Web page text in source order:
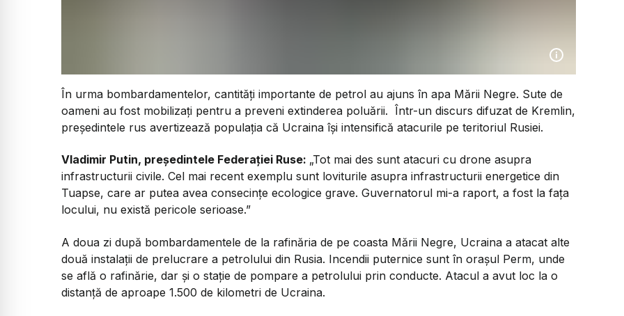
În urma bombardamentelor, cantități importante de petrol au ajuns în apa Mării Negre. Sute de
oameni au fost mobilizați pentru a preveni extinderea poluării. Într-un discurs difuzat de Kremlin,
președintele rus avertizează populația că Ucraina își intensifică atacurile pe teritoriul Rusiei.
Vladimir Putin, președintele Federației Ruse: „Tot mai des sunt atacuri cu drone asupra
infrastructurii civile. Cel mai recent exemplu sunt loviturile asupra infrastructurii energetice din
Tuapse, care ar putea avea consecințe ecologice grave. Guvernatorul mi-a raport, a fost la fața
locului, nu există pericole serioase.”
A doua zi după bombardamentele de la rafinăria de pe coasta Mării Negre, Ucraina a atacat alte
două instalații de prelucrare a petrolului din Rusia. Incendii puternice sunt în orașul Perm, unde
se află o rafinărie, dar și o stație de pompare a petrolului prin conducte. Atacul a avut loc la o
distanță de aproape 1.500 de kilometri de Ucraina.